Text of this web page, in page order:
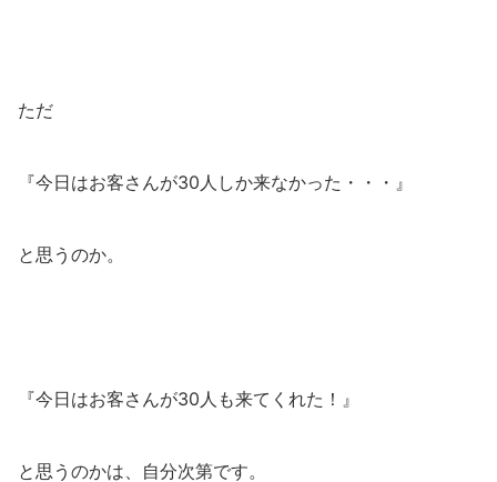
ただ
『今日はお客さんが30人しか来なかった・・・』
と思うのか。
『今日はお客さんが30人も来てくれた！』
と思うのかは、自分次第です。